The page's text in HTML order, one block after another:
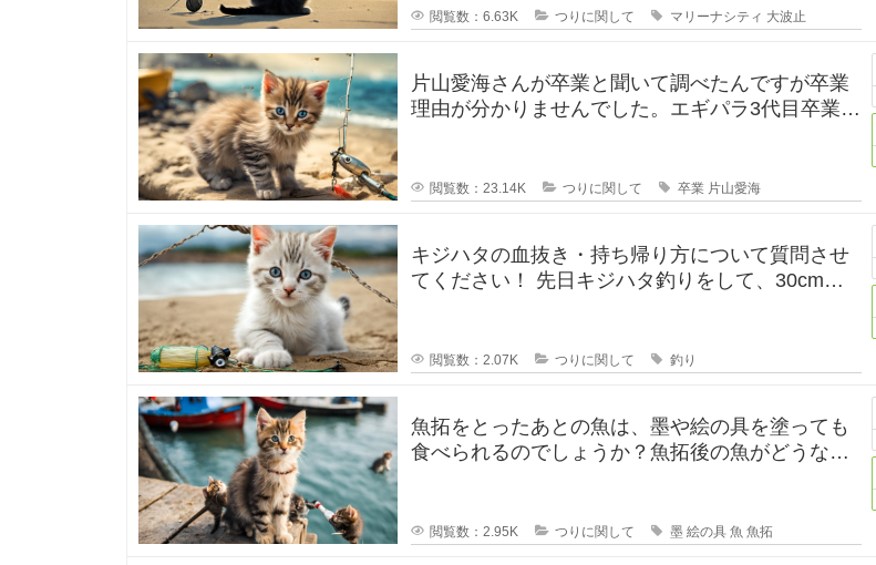
イ
ト
時
間
は
ど
の
く
ら
い
事
で
す
。
使
閲覧数：6.63K つりに関して マリーナシティ 大波止
片山愛海さんが卒業と聞いて調べたんですが卒業
理由が分かりませんでした。エギパラ3代目卒業回
閲覧数：23.14K つりに関して 卒業 片山愛海
キジハタの血抜き・持ち帰り方について質問させ
てください！ 先日キジハタ釣りをして、30cm台
閲覧数：2.07K つりに関して 釣り
魚拓をとったあとの魚は、墨や絵の具を塗っても
食べられるのでしょうか？魚拓後の魚がどうなる
閲覧数：2.95K つりに関して 墨 絵の具 魚 魚拓